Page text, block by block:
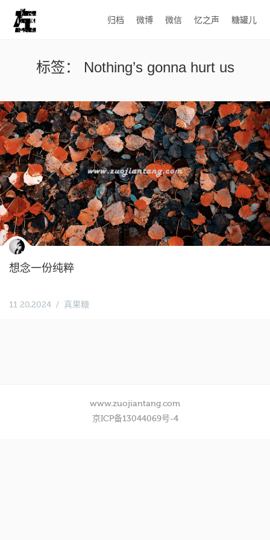
归档 微博 微信 忆之声 糖罐儿
标签： Nothing’s gonna hurt us
想念一份纯粹
11 20,2024 真果糖
www.zuojiantang.com
京ICP备13044069号-4